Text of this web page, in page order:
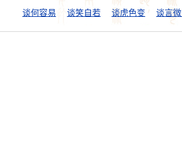
谈何容易 谈笑自若 谈虎色变 谈言